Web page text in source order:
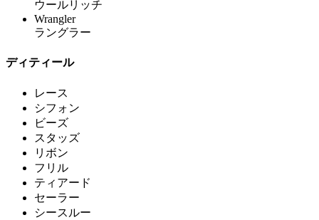
ウールリッチ
Wrangler
ラングラー
ディティール
レース
シフォン
ビーズ
スタッズ
リボン
フリル
ティアード
セーラー
シースルー